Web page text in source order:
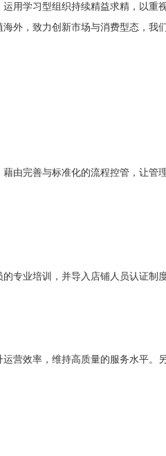
用学习型组织持续精益求精，以重
外，致力创新市场与消费型态，我
由完善与标准化的流程控管，让管
专业培训，并导入店铺人员认证制
营效率，维持高质量的服务水平。